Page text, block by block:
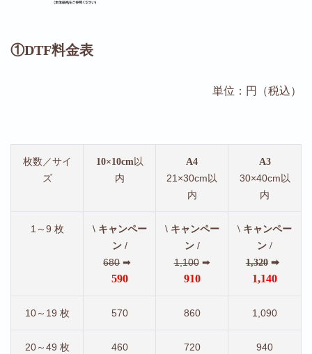
①DTF料金表
単位：円（税込）
枚数／サイ
ズ
10×10cm以
内
A4
21×30cm以
内
A3
30×40cm以
内
1～9 枚 \ キャンペー
ン/
680➡
590
\ キャンペー
ン/
1,100➡
910
\ キャンペー
ン /
1,320➡
1,140
10～19 枚 570 860 1,090
20～49 枚 460 720 940